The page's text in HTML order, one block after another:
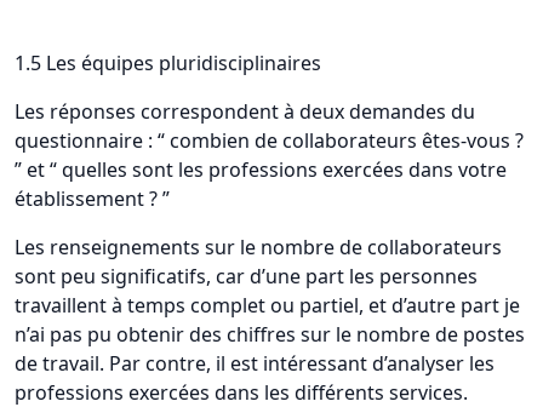
1.5 Les équipes pluridisciplinaires
Les réponses correspondent à deux demandes du
questionnaire : “ combien de collaborateurs êtes-vous ?
” et “ quelles sont les professions exercées dans votre
établissement ? ”
Les renseignements sur le nombre de collaborateurs
sont peu significatifs, car d’une part les personnes
travaillent à temps complet ou partiel, et d’autre part je
n’ai pas pu obtenir des chiffres sur le nombre de postes
de travail. Par contre, il est intéressant d’analyser les
professions exercées dans les différents services.